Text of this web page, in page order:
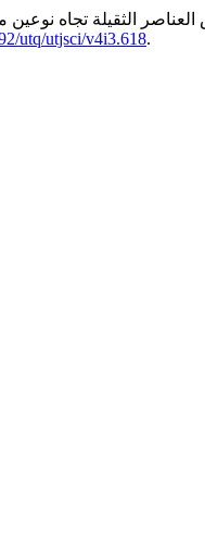
utq/utjsci/v4i3.618.